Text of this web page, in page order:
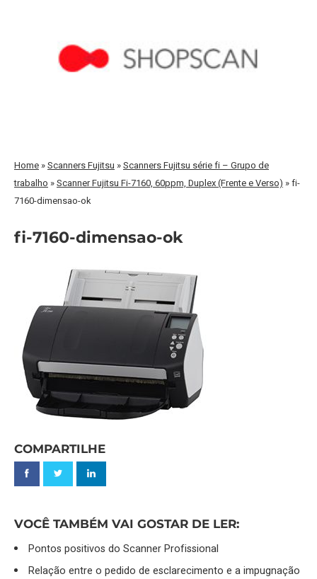
Home »Scanners Fujitsu »Scanners Fujitsu série fi – Grupo de
trabalho »Scanner Fujitsu Fi-7160, 60ppm, Duplex (Frente e Verso) »fi-
7160-dimensao-ok
fi-7160-dimensao-ok
COMPARTILHE
VOCÊ TAMBÉM VAI GOSTAR DE LER:
Pontos positivos do Scanner Profissional
Relação entre o pedido de esclarecimento e a impugnação